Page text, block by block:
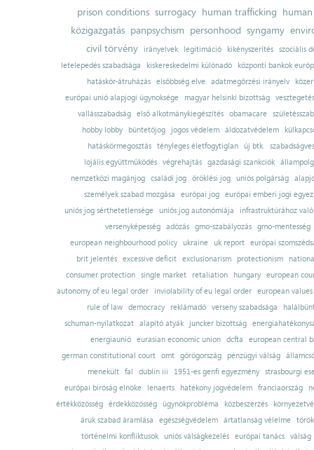
prison conditions surrogacy human trafficking
közigazgatás panpsychism personhood syngamy
civil törvény
irányelvek legitimáció kikényszerítés szociális
letelepedés szabadsága
kiskereskedelmi különadó
központi bankok
hatáskör-átruházás
elsőbbség elve adatmegőrzési irányelv
európai unió alapjogi ügynoksége
magyar helsinki bizottság
vesztegetés
vallásszabadság
első alkotmánykiegészítés obamacare
hobby lobby
büntetőjog jogos védelem áldozatvédelem
hatáskörmegosztás tényleges életfogytiglan új btk.
lojális együttműködés
végrehajtás gazdasági szankciók
nemzetközi magánjog
családi jog öröklési jog uniós polgárság
személyek szabad mozgása
európai jog európai emberi jogi
uniós jog sérthetetlensége uniós jog autonómiája
infrastruktúrához
versenyképesség adózás gmo-szabályozás gmo-mentesség
european neighbourhood policy
ukraine uk report
európai
brit jelentés excessive deficit exclusionarism protectionism
consumer protection
single market retaliation hungary
european
autonomy of eu legal order
inviolability of eu legal order
european values
rule of law
democracy reklámadó verseny szabadsága
schuman-nyilatkozat alapító atyák juncker bizottság
energiaunió eurasian economic union dcfta
european central
german constitutional court
omt görögország pénzügyi válság
menekült
fal dublin iii 1951-es genfi egyezmény
strasbourgi
európai bíróság elnöke
lenaerts hatékony jogvédelem franciaország
értékközösség
érdekközösség ügynökprobléma közbeszerzés
áruk szabad áramlása
egészségvédelem ártatlanság vélelme
történelmi konfliktusok uniós válságkezelés európai tanács válság